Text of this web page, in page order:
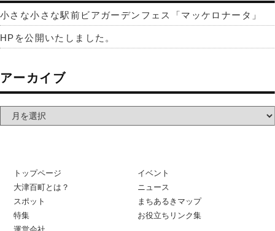
小さな小さな駅前ビアガーデンフェス「マッケロナータ」
HPを公開いたしました。
アーカイブ
トップページ
大津百町とは？
スポット
特集
イベント
ニュース
まちあるきマップ
お役立ちリンク集